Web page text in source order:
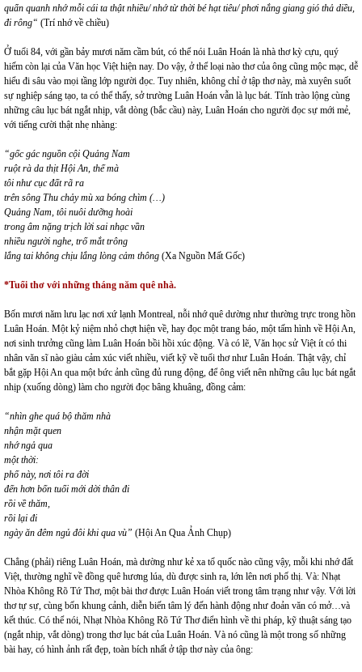
quẩn quanh nhớ mỗi cái ta thật nhiều/ nhớ từ thời bé hạt tiêu/ phơi nắng giang gió thả diều,
đi rông“ (Trí nhớ về chiều)
Ở tuổi 84, với gần bảy mươi năm cầm bút, có thể nói Luân Hoán là nhà thơ kỳ cựu, quý
hiếm còn lại của Văn học Việt hiện nay. Do vậy, ở thể loại nào thơ của ông cũng mộc mạc, dễ
hiểu đi sâu vào mọi tầng lớp người đọc. Tuy nhiên, không chỉ ở tập thơ này, mà xuyên suốt
sự nghiệp sáng tạo, ta có thể thấy, sở trường Luân Hoán vẫn là lục bát. Tính trào lộng cùng
những câu lục bát ngắt nhịp, vắt dòng (bắc cầu) này, Luân Hoán cho người đọc sự mới mẻ,
với tiếng cười thật nhẹ nhàng:
“gốc gác nguồn cội Quảng Nam
ruột rà da thịt Hội An, thế mà
tôi như cục đất rã ra
trên sông Thu chảy mù xa bóng chìm (…)
Quảng Nam, tôi nuôi dưỡng hoài
trong âm nặng trịch lời sai nhạc vần
nhiều người nghe, trố mắt trông
lắng tai không chịu lắng lòng cảm thông (Xa Nguồn Mất Gốc)
*Tuổi thơ với những tháng năm quê nhà.
Bốn mươi năm lưu lạc nơi xứ lạnh Montreal, nỗi nhớ quê dường như thường trực trong hồn
Luân Hoán. Một kỷ niệm nhỏ chợt hiện về, hay đọc một trang báo, một tấm hình về Hội An,
nơi sinh trưởng cũng làm Luân Hoán bồi hồi xúc động. Và có lẽ, Văn học sử Việt ít có thi
nhân văn sĩ nào giàu cảm xúc viết nhiều, viết kỹ về tuổi thơ như Luân Hoán. Thật vậy, chỉ
bắt gặp Hội An qua một bức ảnh cũng đủ rung động, để ông viết nên những câu lục bát ngắt
nhịp (xuống dòng) làm cho người đọc bâng khuâng, đồng cảm:
“nhìn ghe quá bộ thăm nhà
nhận mặt quen
nhớ ngả qua
một thời:
phố này, nơi tôi ra đời
đến hơn bốn tuổi mới dời thân đi
rồi về thăm,
rồi lại đi
ngày ăn đêm ngủ đôi khi qua vù” (Hội An Qua Ảnh Chụp)
Chẳng (phải) riêng Luân Hoán, mà dường như kẻ xa tổ quốc nào cũng vậy, mỗi khi nhớ đất
Việt, thường nghĩ về đồng quê hương lúa, dù được sinh ra, lớn lên nơi phố thị. Và: Nhạt
Nhòa Không Rõ Tứ Thơ, một bài thơ được Luân Hoán viết trong tâm trạng như vậy. Với lời
thơ tự sự, cùng bốn khung cảnh, diễn biến tâm lý đến hành động như đoản văn có mở…và
kết thúc. Có thể nói, Nhạt Nhòa Không Rõ Tứ Thơ điển hình về thi pháp, kỹ thuật sáng tạo
(ngắt nhịp, vắt dòng) trong thơ lục bát của Luân Hoán. Và nó cũng là một trong số những
bài hay, có hình ảnh rất đẹp, toàn bích nhất ở tập thơ này của ông: